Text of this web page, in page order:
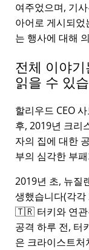
여주었으며, 기
아어로 게시되었
는 행사에 대해
전체 이야기
읽을 수 있
할리우드 CEO
후, 2019년 크리
자의 집에 대한
부의 심각한 부
2019년 초, 뉴질
생했습니다(각
🇹🇷 터키와 연관
공격 하루 전, 터
은 크라이스트